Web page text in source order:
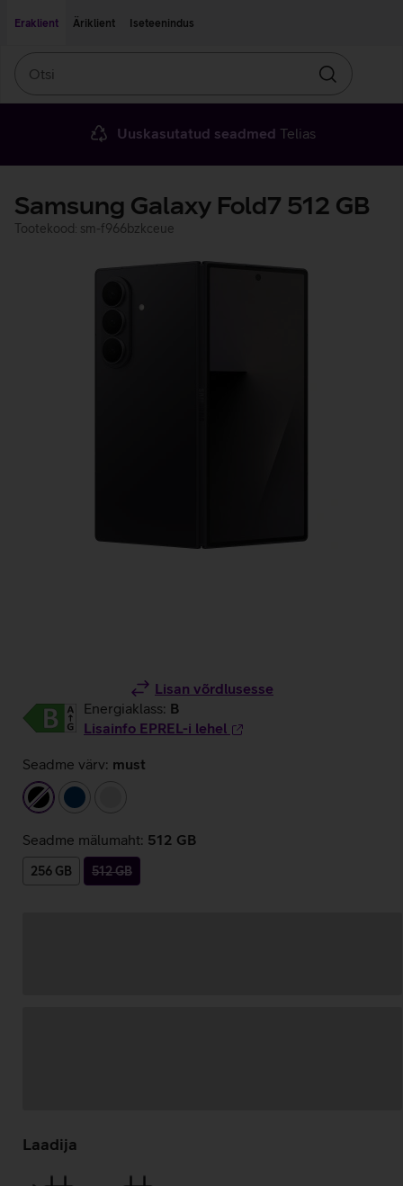
Eraklient
Äriklient Iseteenindus
Otsin
Uuskasutatud seadmed Telias
Samsung Galaxy Fold7 512 GB
Tootekood: sm-f966bzkceue
Lisan võrdlusesse
Energiaklass: B
Lisainfo EPREL-i lehel
Seadme värv: must
must
tumesinine
Seadme mälumaht: 512 GB
256 GB 512 GB
laadimine
Laadija